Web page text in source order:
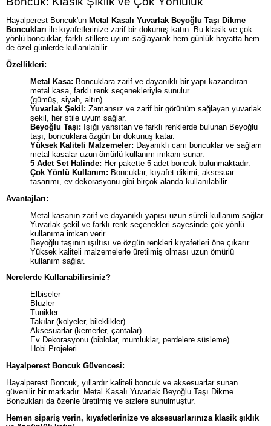
Hayalperest Boncuk'un Metal Kasalı Yuvarlak Beyoğlu Taşı Dikme
Boncukları ile kıyafetlerinize zarif bir dokunuş katın. Bu klasik ve çok
yönlü boncuklar, farklı stillere uyum sağlayarak hem günlük hayatta hem
de özel günlerde kullanılabilir.
Özellikleri:
Metal Kasa: Boncuklara zarif ve dayanıklı bir yapı kazandıran
metal kasa, farklı renk seçenekleriyle sunulur
(gümüş, siyah, altın).
Yuvarlak Şekil: Zamansız ve zarif bir görünüm sağlayan yuvarlak
şekil, her stile uyum sağlar.
Beyoğlu Taşı: Işığı yansıtan ve farklı renklerde bulunan Beyoğlu
taşı, boncuklara özgün bir dokunuş katar.
Yüksek Kaliteli Malzemeler: Dayanıklı cam boncuklar ve sağlam
metal kasalar uzun ömürlü kullanım imkanı sunar.
5 Adet Set Halinde: Her pakette 5 adet boncuk bulunmaktadır.
Çok Yönlü Kullanım: Boncuklar, kıyafet dikimi, aksesuar
tasarımı, ev dekorasyonu gibi birçok alanda kullanılabilir.
Avantajları:
Metal kasanın zarif ve dayanıklı yapısı uzun süreli kullanım sağlar.
Yuvarlak şekil ve farklı renk seçenekleri sayesinde çok yönlü
kullanıma imkan verir.
Beyoğlu taşının ışıltısı ve özgün renkleri kıyafetleri öne çıkarır.
Yüksek kaliteli malzemelerle üretilmiş olması uzun ömürlü
kullanım sağlar.
Nerelerde Kullanabilirsiniz?
Elbiseler
Bluzler
Tunikler
Takılar (kolyeler, bileklikler)
Aksesuarlar (kemerler, çantalar)
Ev Dekorasyonu (biblolar, mumluklar, perdelere süsleme)
Hobi Projeleri
Hayalperest Boncuk Güvencesi:
Hayalperest Boncuk, yıllardır kaliteli boncuk ve aksesuarlar sunan
güvenilir bir markadır. Metal Kasalı Yuvarlak Beyoğlu Taşı Dikme
Boncukları da özenle üretilmiş ve sizlere sunulmuştur.
Hemen sipariş verin, kıyafetlerinize ve aksesuarlarınıza klasik şıklık